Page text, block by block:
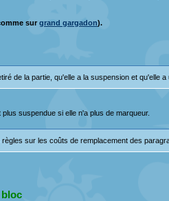
sur grand gargadon).
de la partie, qu'elle a la suspension et qu'elle a
suspendue si elle n'a plus de marqueur.
sur les coûts de remplacement des
bloc